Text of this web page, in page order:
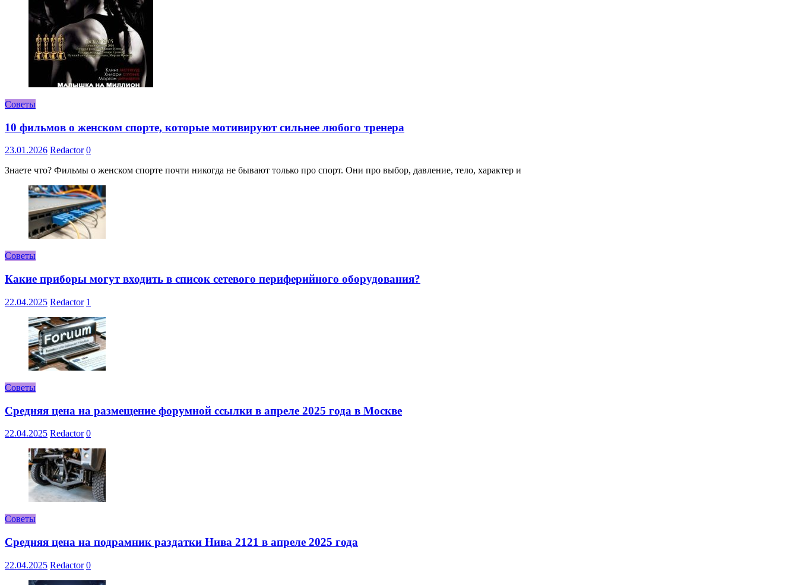
Советы
10 фильмов о женском спорте, которые мотивируют сильнее любого тренера
23.01.2026 Redactor 0
Знаете что? Фильмы о женском спорте почти никогда не бывают только про спорт. Они про выбор, давление, тело, характер и
Советы
Какие приборы могут входить в список сетевого периферийного оборудования?
22.04.2025 Redactor 1
Советы
Средняя цена на размещение форумной ссылки в апреле 2025 года в Москве
22.04.2025 Redactor 0
Советы
Средняя цена на подрамник раздатки Нива 2121 в апреле 2025 года
22.04.2025 Redactor 0